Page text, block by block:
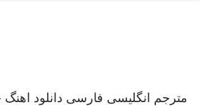
مترجم انگلیسی فارسی دانلود اهنگ